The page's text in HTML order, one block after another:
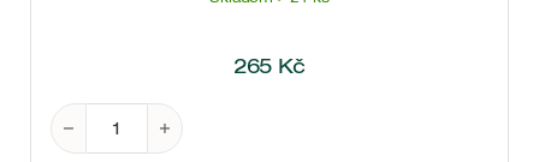
265 Kč
Prosecco DOC Extra Dry 0,75 l množství